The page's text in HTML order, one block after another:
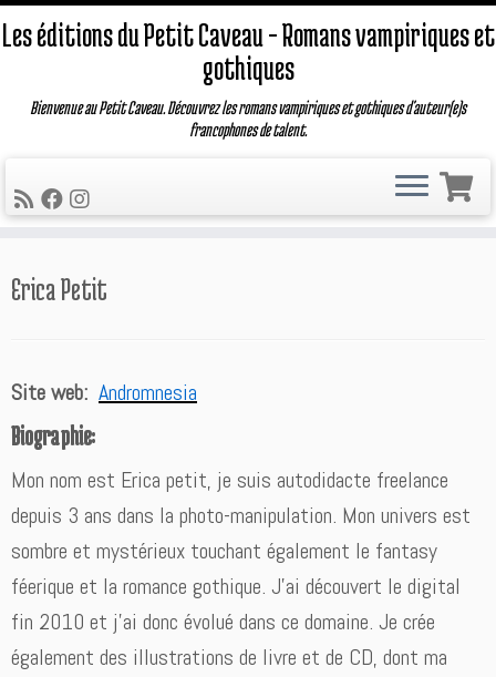
au
Les éditions du Petit Caveau – Romans vampiriques et
gothiques
Bienvenue au Petit Caveau. Découvrez les romans vampiriques et gothiques d'auteur(e)s
francophones de talent.
Erica Petit
Site web: Andromnesia
Biographie:
Mon nom est Erica petit, je suis autodidacte freelance
depuis 3 ans dans la photo-manipulation. Mon univers est
sombre et mystérieux touchant également le fantasy
féerique et la romance gothique. J’ai découvert le digital
fin 2010 et j’ai donc évolué dans ce domaine. Je crée
également des illustrations de livre et de CD, dont ma